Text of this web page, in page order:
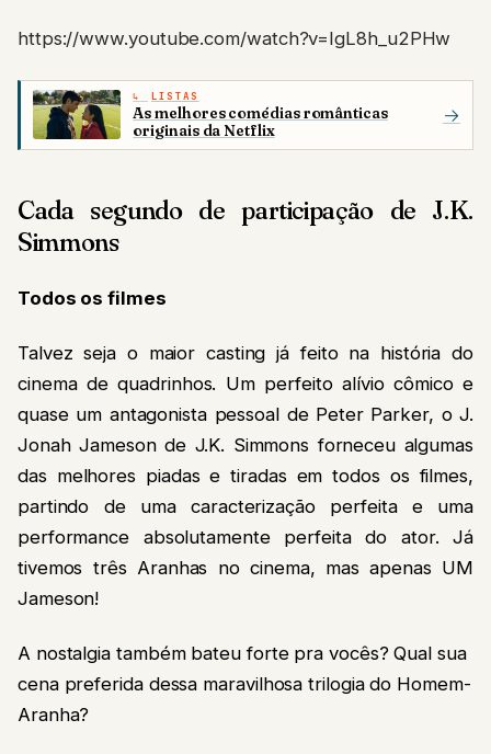
https://www.youtube.com/watch?v=IgL8h_u2PHw
LISTAS
As melhores comédias românticas
originais da Netflix
→
Cada segundo de participação de J.K.
Simmons
Todos os filmes
Talvez seja o maior casting já feito na história do
cinema de quadrinhos. Um perfeito alívio cômico e
quase um antagonista pessoal de Peter Parker, o J.
Jonah Jameson de J.K. Simmons forneceu algumas
das melhores piadas e tiradas em todos os filmes,
partindo de uma caracterização perfeita e uma
performance absolutamente perfeita do ator. Já
tivemos três Aranhas no cinema, mas apenas UM
Jameson!
A nostalgia também bateu forte pra vocês? Qual sua
cena preferida dessa maravilhosa trilogia do Homem-
Aranha?